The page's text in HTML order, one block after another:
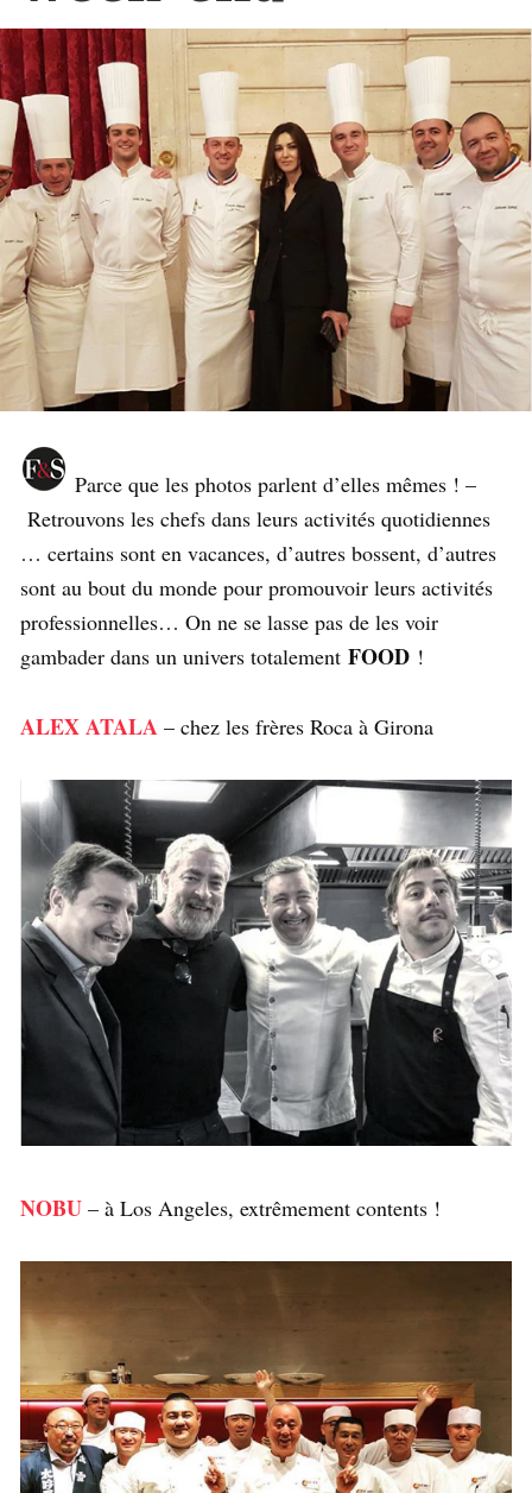
Parce que les photos parlent d’elles mêmes ! –
Retrouvons les chefs dans leurs activités quotidiennes
… certains sont en vacances, d’autres bossent, d’autres
sont au bout du monde pour promouvoir leurs activités
professionnelles… On ne se lasse pas de les voir
gambader dans un univers totalement FOOD !
ALEX ATALA – chez les frères Roca à Girona
NOBU – à Los Angeles, extrêmement contents !